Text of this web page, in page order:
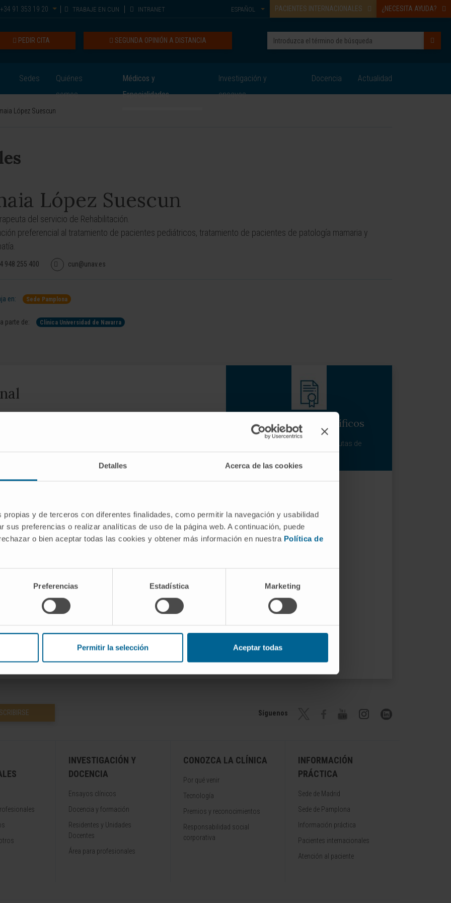
Detalles Acerca de las cookies
propias y de terceros con diferentes finalidades, como permitir la navegación y usabilidad
sus preferencias o realizar analíticas de uso de la página web. A continuación, puede
o bien aceptar todas las cookies y obtener más información en nuestra Política de
Preferencias Estadística Marketing
Permitir la selección Aceptar todas
+34 91 353 19 20 TRABAJE EN CUN INTRANET PACIENTES INTERNACIONALES ¿NECESITA AYUDA?
ESPAÑOL
SEGUNDA OPINIÓN A DISTANCIA
PEDIR CITA
Sedes
Quiénes
somos
Médicos y
Especialidades
Investigación y
ensayos
Docencia Actualidad
López Suescun
López Suescun
del servicio de Rehabilitación.
preferencial al tratamiento de pacientes pediátricos, tratamiento de pacientes de patología mamaria y
948 255 400 cun@unav.es
en: Sede Pamplona
parte de: Clínica Universidad de Navarra
de Navarra.
Ramón Llull de Barcelona.
de
el
Organismos científicos
Colegio Oficial de Fisioterapeutas de
Navarra.
Síguenos
INVESTIGACIÓN Y
DOCENCIA
Ensayos clínicos
Docencia y formación
Residentes y Unidades
Docentes
Área para profesionales
CONOZCA LA CLÍNICA
Por qué venir
Tecnología
Premios y reconocimientos
Responsabilidad social
corporativa
INFORMACIÓN
PRÁCTICA
Sede de Madrid
Sede de Pamplona
Información práctica
Pacientes internacionales
Atención al paciente